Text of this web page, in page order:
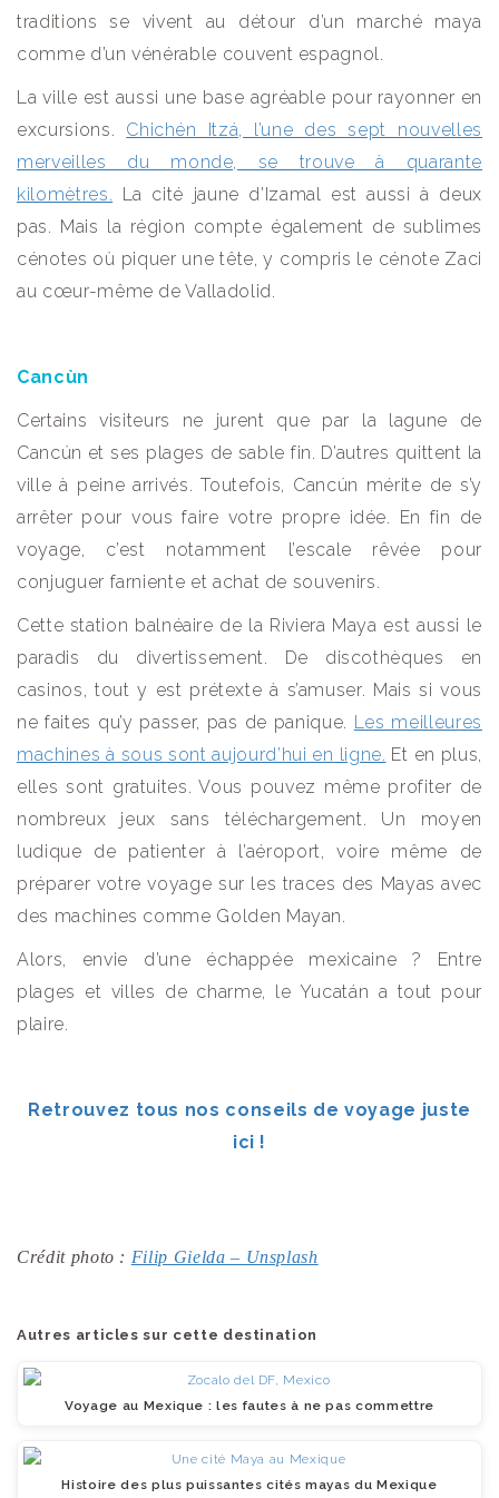
traditions se vivent au détour d’un marché maya
comme d’un vénérable couvent espagnol.
La ville est aussi une base agréable pour rayonner en
excursions. Chichén Itzá, l’une des sept nouvelles
merveilles du monde, se trouve à quarante
kilomètres. La cité jaune d’Izamal est aussi à deux
pas. Mais la région compte également de sublimes
cénotes où piquer une tête, y compris le cénote Zaci
au cœur-même de Valladolid.
Cancùn
Certains visiteurs ne jurent que par la lagune de
Cancún et ses plages de sable fin. D’autres quittent la
ville à peine arrivés. Toutefois, Cancún mérite de s’y
arrêter pour vous faire votre propre idée. En fin de
voyage, c’est notamment l’escale rêvée pour
conjuguer farniente et achat de souvenirs.
Cette station balnéaire de la Riviera Maya est aussi le
paradis du divertissement. De discothèques en
casinos, tout y est prétexte à s’amuser. Mais si vous
ne faites qu’y passer, pas de panique. Les meilleures
machines à sous sont aujourd’hui en ligne. Et en plus,
elles sont gratuites. Vous pouvez même profiter de
nombreux jeux sans téléchargement. Un moyen
ludique de patienter à l’aéroport, voire même de
préparer votre voyage sur les traces des Mayas avec
des machines comme Golden Mayan.
Alors, envie d’une échappée mexicaine ? Entre
plages et villes de charme, le Yucatán a tout pour
plaire.
Retrouvez tous nos conseils de voyage juste
ici !
Crédit photo : Filip Gielda – Unsplash
Autres articles sur cette destination
Voyage au Mexique : les fautes à ne pas commettre
Histoire des plus puissantes cités mayas du Mexique